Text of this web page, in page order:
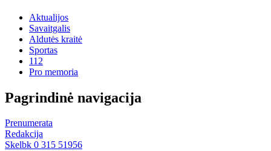
Aktualijos
Savaitgalis
Aldutės kraitė
Sportas
112
Pro memoria
Pagrindinė navigacija
Prenumerata
Redakcija
Skelbk 0 315 51956